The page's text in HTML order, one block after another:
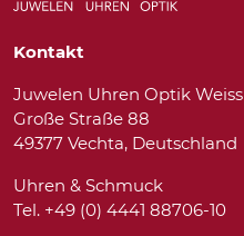
Kontakt
Juwelen Uhren Optik Weiss
Große Straße 88
49377 Vechta, Deutschland
Uhren & Schmuck
Tel. +49 (0) 4441 88706-10